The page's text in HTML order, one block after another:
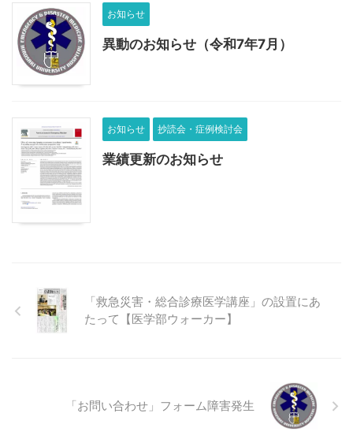
お知らせ
異動のお知らせ（令和7年7月）
お知らせ 抄読会・症例検討会
業績更新のお知らせ
「救急災害・総合診療医学講座」の設置にあ
たって【医学部ウォーカー】
「お問い合わせ」フォーム障害発生